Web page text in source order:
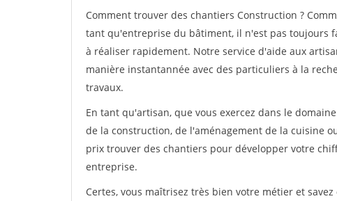
Comment trouver des chantiers Construction ?
tant qu'entreprise du bâtiment, il n'est pas toujours
à réaliser rapidement. Notre service d'aide aux
manière instantannée avec des particuliers à la
travaux.
En tant qu'artisan, que vous exercez dans le
de la construction, de l'aménagement de la cuisine
prix trouver des chantiers pour développer votre
entreprise.
Certes, vous maîtrisez très bien votre métier et